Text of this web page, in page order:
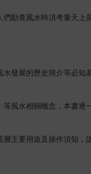
勘查風水時須考量天上
發展的歷史簡介等必知
風水相關概念，本書逐
主要用途及操作須知，